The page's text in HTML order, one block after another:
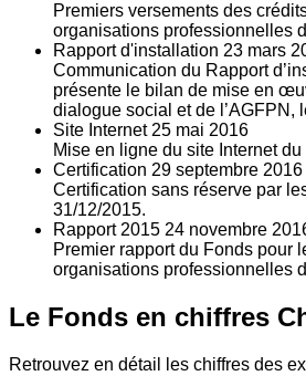
Premiers versements des
organisations professionnelles
Rapport d'installation 23 mars
Communication du Rapport
présente le bilan de mise en
dialogue social et de
Site Internet 25 mai 2016
Mise en ligne du site Internet
Certification 29 septembre 2016
Certification sans réserve par
31/12/2015.
Rapport 2015 24 novembre
Premier rapport du Fonds pour
organisations professionnelles
Le Fonds en chiffres
Retrouvez en détail les chiffres des